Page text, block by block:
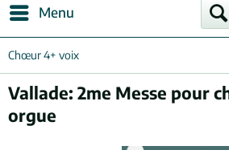
Menu
Chœur 4+ voix
Vallade: 2me Messe pour
orgue